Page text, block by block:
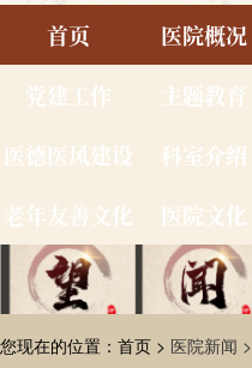
首页 医院概况
党建工作
主题教育
医德医风建设
科室介绍
老年友善文化
医院文化
您现在的位置：首页 > 医院新闻 >